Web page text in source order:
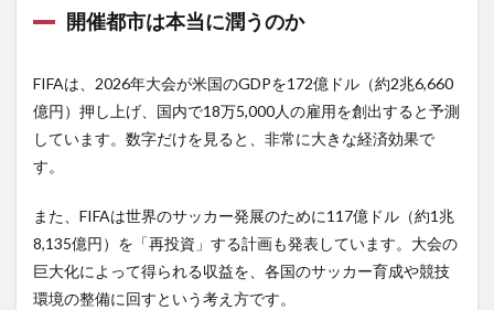
開催都市は本当に潤うのか
FIFAは、2026年大会が米国のGDPを172億ドル（約2兆6,660
億円）押し上げ、国内で18万5,000人の雇用を創出すると予測
しています。数字だけを見ると、非常に大きな経済効果で
す。
また、FIFAは世界のサッカー発展のために117億ドル（約1兆
8,135億円）を「再投資」する計画も発表しています。大会の
巨大化によって得られる収益を、各国のサッカー育成や競技
環境の整備に回すという考え方です。